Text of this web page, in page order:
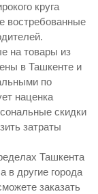
круга
востребованные
на товары из
в Ташкенте и
по
наценка
скидки
затраты
Ташкента
в другие города
заказать